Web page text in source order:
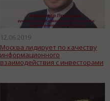
12.06.2019
Москва лидирует по качеству
информационного
взаимодействия с инвесторами